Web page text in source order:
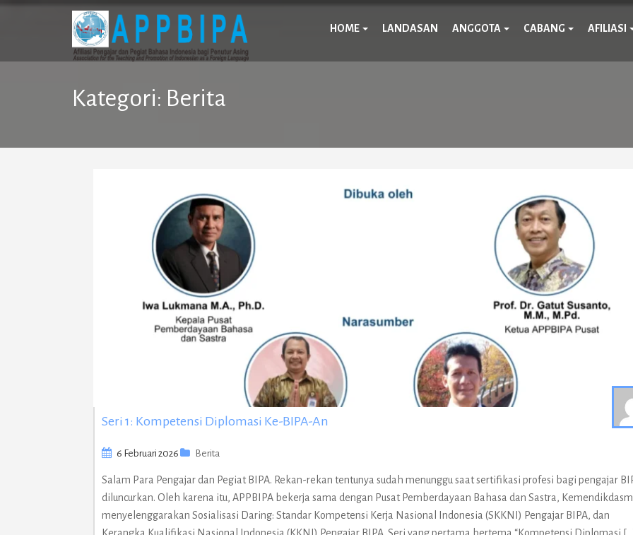
Skip
HOME LANDASAN ANGGOTA CABANG AFILIASI
Kategori: Berita
Seri 1: Kompetensi Diplomasi Ke-BIPA-An
6 Februari 2026 Berita
Salam Para Pengajar dan Pegiat BIPA. Rekan-rekan tentunya sudah menunggu saat sertifikasi profesi bagi pengajar
diluncurkan. Oleh karena itu, APPBIPA bekerja sama dengan Pusat Pemberdayaan Bahasa dan Sastra,
menyelenggarakan Sosialisasi Daring: Standar Kompetensi Kerja Nasional Indonesia (SKKNI) Pengajar BIPA, dan